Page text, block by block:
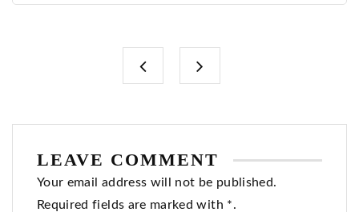
LEAVE COMMENT
Your email address will not be published.
Required fields are marked with *.